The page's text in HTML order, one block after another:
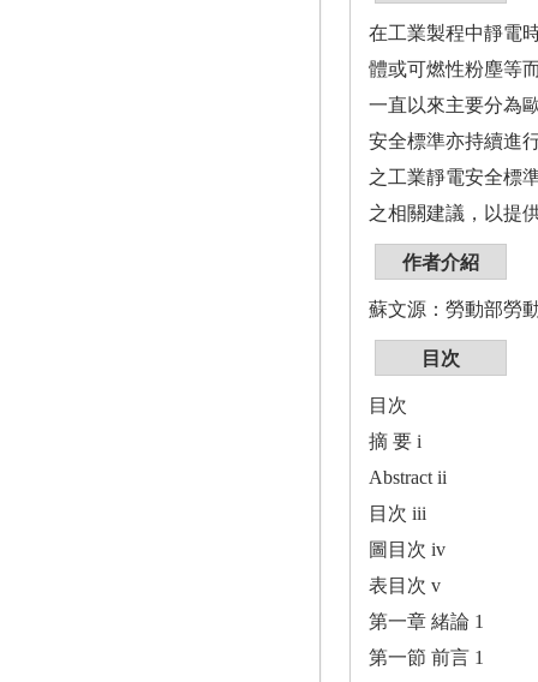
在工業製程中靜電
體或可燃性粉塵等
一直以來主要分為
安全標準亦持續進
之工業靜電安全標
之相關建議，以提
作者介紹
蘇文源：勞動部勞
目次
目次
摘 要 i
Abstract ii
目次 iii
圖目次 iv
表目次 v
第一章 緒論 1
第一節 前言 1